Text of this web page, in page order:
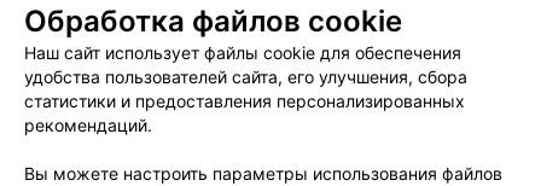
Минск, ул. Ульяновская, 33 до 18:00
САЛОН КРАСОТЫ
Шадэ
Обработка файлов cookie
Наш сайт использует файлы cookie для обеспечения
удобства пользователей сайта, его улучшения, сбора
статистики и предоставления персонализированных
рекомендаций.
Вы можете настроить параметры использования файлов